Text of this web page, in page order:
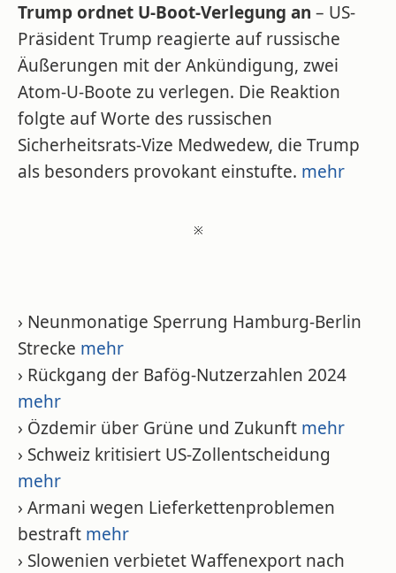
Trump ordnet U-Boot-Verlegung an – US-
Präsident Trump reagierte auf russische
Äußerungen mit der Ankündigung, zwei
Atom-U-Boote zu verlegen. Die Reaktion
folgte auf Worte des russischen
Sicherheitsrats-Vize Medwedew, die Trump
als besonders provokant einstufte. mehr
※
› Neunmonatige Sperrung Hamburg-Berlin
Strecke mehr
› Rückgang der Bafög-Nutzerzahlen 2024
mehr
› Özdemir über Grüne und Zukunft mehr
› Schweiz kritisiert US-Zollentscheidung
mehr
› Armani wegen Lieferkettenproblemen
bestraft mehr
› Slowenien verbietet Waffenexport nach